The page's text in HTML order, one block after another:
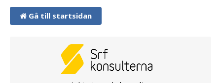
Gå till startsidan